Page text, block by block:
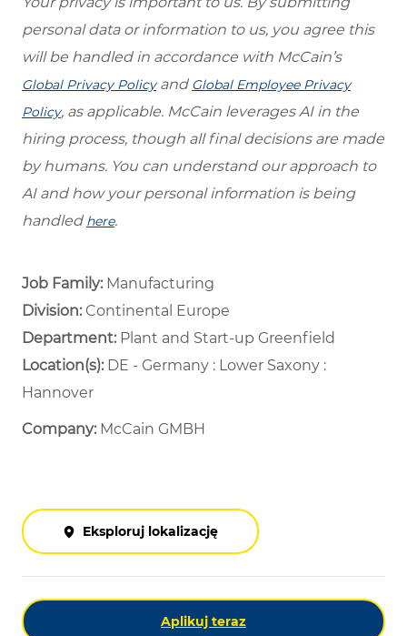
personal data or information to us, you agree this
will be handled in accordance with McCain’s
Global Privacy Policyand Global Employee Privacy
Policy, as applicable. McCain leverages AI in the
hiring process, though all final decisions are made
by humans. You can understand our approach to
AI and how your personal information is being
handled here.
Job Family: Manufacturing
Division: Continental Europe
Department: ​ Plant and Start-up Greenfield ​
Location(s):DE - Germany : Lower Saxony :
Hannover
Company: McCain GMBH
Eksploruj lokalizację
Aplikuj teraz